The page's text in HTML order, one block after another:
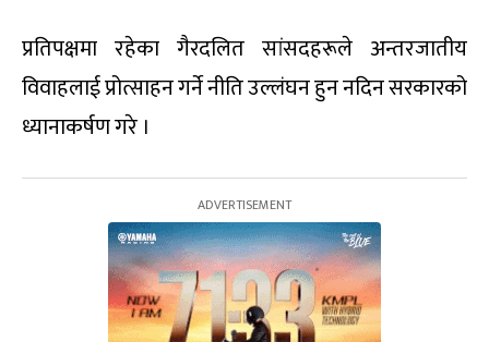
प्रतिपक्षमा रहेका गैरदलित सांसदहरूले अन्तरजातीय
विवाहलाई प्रोत्साहन गर्ने नीति उल्लंघन हुन नदिन सरकारको
ध्यानाकर्षण गरे ।